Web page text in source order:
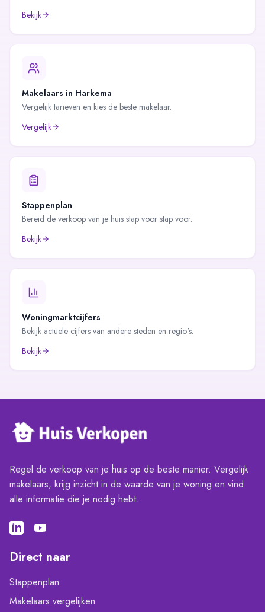
Bekijk
Makelaars in Harkema
Vergelijk tarieven en kies de beste makelaar.
Vergelijk
Stappenplan
Bereid de verkoop van je huis stap voor stap voor.
Bekijk
Woningmarktcijfers
Bekijk actuele cijfers van andere steden en regio's.
Bekijk
Regel de verkoop van je huis op de beste manier. Vergelijk
makelaars, krijg inzicht in de waarde van je woning en vind
alle informatie die je nodig hebt.
Direct naar
Stappenplan
Makelaars vergelijken